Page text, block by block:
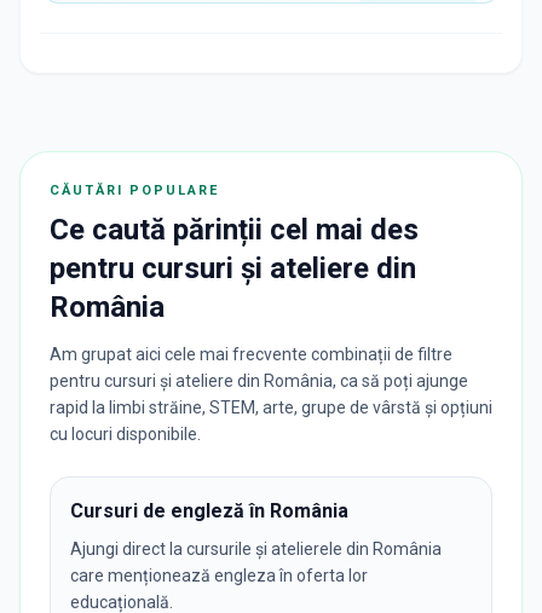
CĂUTĂRI POPULARE
Ce caută părinții cel mai des
pentru cursuri și ateliere din
România
Am grupat aici cele mai frecvente combinații de filtre
pentru cursuri și ateliere din România, ca să poți ajunge
rapid la limbi străine, STEM, arte, grupe de vârstă și opțiuni
cu locuri disponibile.
Cursuri de engleză în România
Ajungi direct la cursurile și atelierele din România
care menționează engleza în oferta lor
educațională.